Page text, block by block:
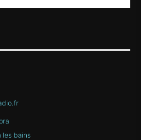
les bains